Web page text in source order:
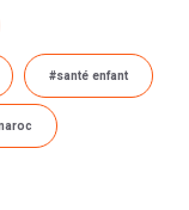
#santé enfant